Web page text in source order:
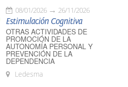
08/01/2026 26/11/2026
Estimulación Cognitiva
OTRAS ACTIVIDADES DE
PROMOCIÓN DE LA
AUTONOMÍA PERSONAL Y
PREVENCIÓN DE LA
DEPENDENCIA
Ledesma